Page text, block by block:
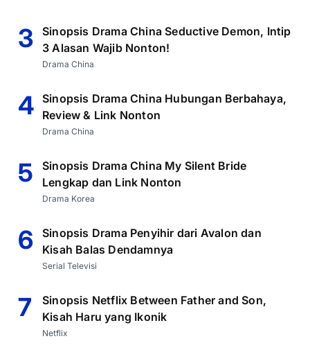
3
Sinopsis Drama China Seductive Demon, Intip
3 Alasan Wajib Nonton!
Drama China
4 Sinopsis Drama China Hubungan Berbahaya,
Review & Link Nonton
Drama China
5
Sinopsis Drama China My Silent Bride
Lengkap dan Link Nonton
Drama Korea
6
Sinopsis Drama Penyihir dari Avalon dan
Kisah Balas Dendamnya
Serial Televisi
7
Sinopsis Netflix Between Father and Son,
Kisah Haru yang Ikonik
Netflix